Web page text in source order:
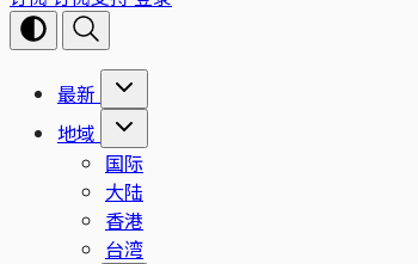
最新
地域
国际
大陆
香港
台湾